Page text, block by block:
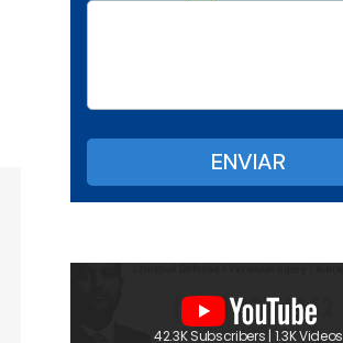
42.3K Subscribers | 1.3K Videos